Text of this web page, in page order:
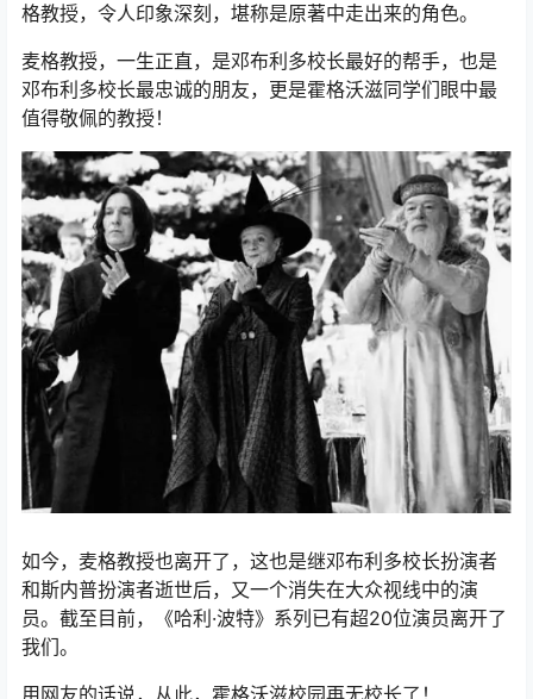
格教授，令人印象深刻，堪称是原著中走出来的角色。
麦格教授，一生正直，是邓布利多校长最好的帮手，也是
邓布利多校长最忠诚的朋友，更是霍格沃滋同学们眼中最
值得敬佩的教授！
如今，麦格教授也离开了，这也是继邓布利多校长扮演者
和斯内普扮演者逝世后，又一个消失在大众视线中的演
员。截至目前，《哈利·波特》系列已有超20位演员离开了
我们。
用网友的话说，从此，霍格沃滋校园再无校长了！